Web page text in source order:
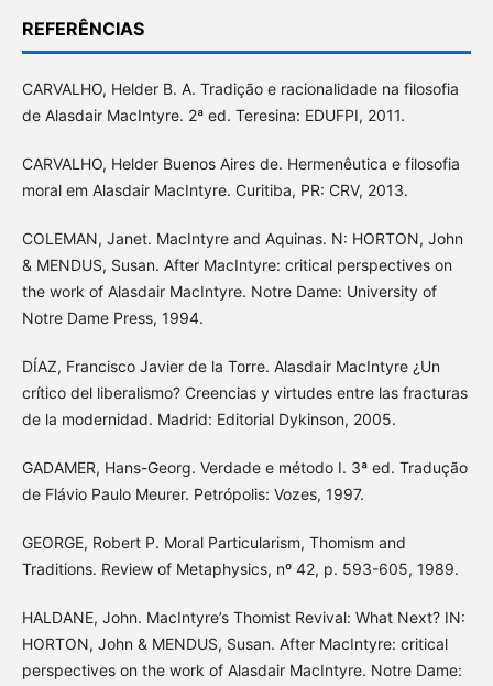
REFERÊNCIAS
CARVALHO, Helder B. A. Tradição e racionalidade na filosofia
de Alasdair MacIntyre. 2ª ed. Teresina: EDUFPI, 2011.
CARVALHO, Helder Buenos Aires de. Hermenêutica e filosofia
moral em Alasdair MacIntyre. Curitiba, PR: CRV, 2013.
COLEMAN, Janet. MacIntyre and Aquinas. N: HORTON, John
& MENDUS, Susan. After MacIntyre: critical perspectives on
the work of Alasdair MacIntyre. Notre Dame: University of
Notre Dame Press, 1994.
DÍAZ, Francisco Javier de la Torre. Alasdair MacIntyre ¿Un
crítico del liberalismo? Creencias y virtudes entre las fracturas
de la modernidad. Madrid: Editorial Dykinson, 2005.
GADAMER, Hans-Georg. Verdade e método I. 3ª ed. Tradução
de Flávio Paulo Meurer. Petrópolis: Vozes, 1997.
GEORGE, Robert P. Moral Particularism, Thomism and
Traditions. Review of Metaphysics, nº 42, p. 593-605, 1989.
HALDANE, John. MacIntyre’s Thomist Revival: What Next? IN:
HORTON, John & MENDUS, Susan. After MacIntyre: critical
perspectives on the work of Alasdair MacIntyre. Notre Dame: